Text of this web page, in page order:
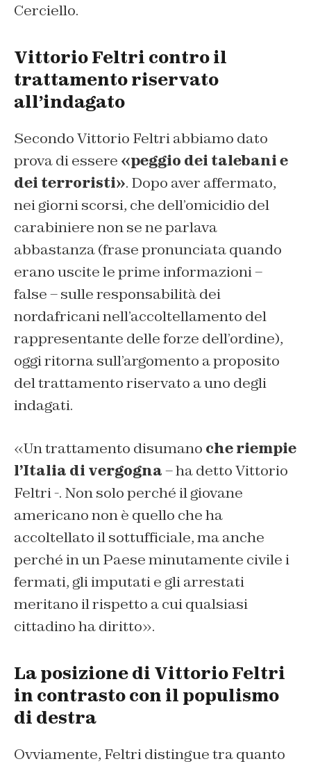
Cerciello.
Vittorio Feltri contro il
trattamento riservato
all’indagato
Secondo Vittorio Feltri abbiamo dato
prova di essere «peggio dei talebani e
dei terroristi». Dopo aver affermato,
nei giorni scorsi, che dell’omicidio del
carabiniere non se ne parlava
abbastanza (frase pronunciata quando
erano uscite le prime informazioni –
false – sulle responsabilità dei
nordafricani nell’accoltellamento del
rappresentante delle forze dell’ordine),
oggi ritorna sull’argomento a proposito
del trattamento riservato a uno degli
indagati.
«Un trattamento disumano che riempie
l’Italia di vergogna– ha detto Vittorio
Feltri -. Non solo perché il giovane
americano non è quello che ha
accoltellato il sottufficiale, ma anche
perché in un Paese minutamente civile i
fermati, gli imputati e gli arrestati
meritano il rispetto a cui qualsiasi
cittadino ha diritto».
La posizione di Vittorio Feltri
in contrasto con il populismo
di destra
Ovviamente, Feltri distingue tra quanto